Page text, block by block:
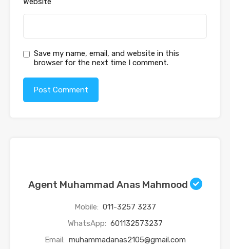
Save my name, email, and website in this
browser for the next time I comment.
Agent Muhammad Anas Mahmood
Mobile: 011-3257 3237
WhatsApp: 601132573237
Email: muhammadanas2105@gmail.com